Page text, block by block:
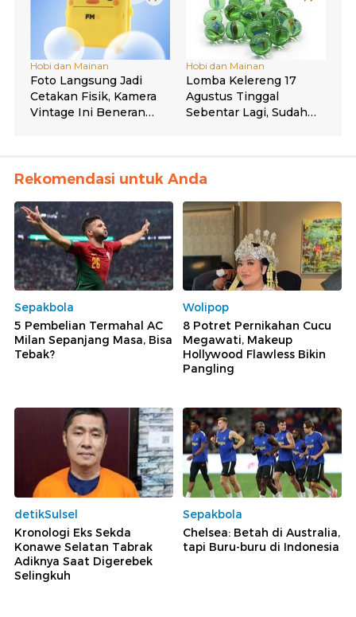
Rekomendasi untuk Anda
Sepakbola
5 Pembelian Termahal AC
Milan Sepanjang Masa, Bisa
Tebak?
Wolipop
8 Potret Pernikahan Cucu
Megawati, Makeup
Hollywood Flawless Bikin
Pangling
detikSulsel
Kronologi Eks Sekda
Konawe Selatan Tabrak
Adiknya Saat Digerebek
Selingkuh
Sepakbola
Chelsea: Betah di Australia,
tapi Buru-buru di Indonesia